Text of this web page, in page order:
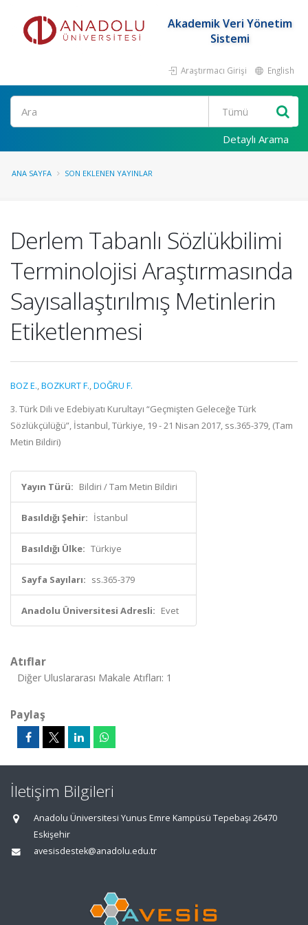
Akademik Veri Yönetim
Sistemi
Araştırmacı Girişi English
Ara
Detaylı Arama
ANA SAYFA SON EKLENEN YAYINLAR
Derlem Tabanlı Sözlükbilimi
Terminolojisi Araştırmasında
Sayısallaştırılmış Metinlerin
Etiketlenmesi
BOZ E.,BOZKURT F.,DOĞRU F.
3. Türk Dili ve Edebiyatı Kurultayı “Geçmişten Geleceğe Türk
Sözlükçülüğü”, İstanbul, Türkiye, 19 - 21 Nisan 2017, ss.365-379, (Tam
Metin Bildiri)
Yayın Türü: Bildiri / Tam Metin Bildiri
Basıldığı Şehir: İstanbul
Basıldığı Ülke: Türkiye
Sayfa Sayıları: ss.365-379
Anadolu Üniversitesi Adresli: Evet
Atıflar
Diğer Uluslararası Makale Atıfları: 1
Paylaş
İletişim Bilgileri
Anadolu Üniversitesi Yunus Emre Kampüsü Tepebaşı 26470
Eskişehir
avesisdestek@anadolu.edu.tr